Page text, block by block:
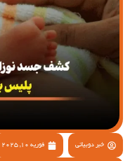
خبر دوبیاتی فوریه 10, 2025